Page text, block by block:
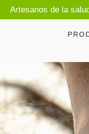
Artesanos de la